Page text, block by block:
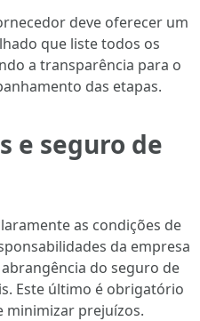
deve oferecer um
que liste todos os
a transparência para o
das etapas.
e seguro de
as condições de
da empresa
do seguro de
Este último é obrigatório
minimizar prejuízos.